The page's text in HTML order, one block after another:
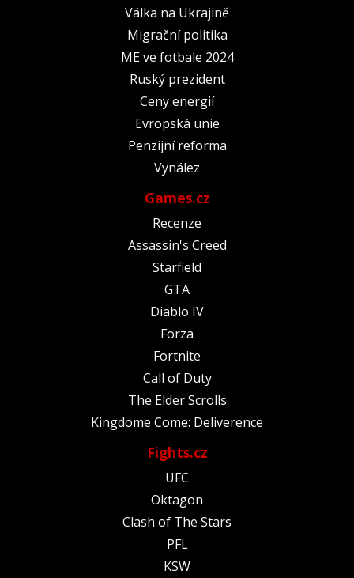
Válka na Ukrajině
Migrační politika
ME ve fotbale 2024
Ruský prezident
Ceny energií
Evropská unie
Penzijní reforma
Vynález
Games.cz
Recenze
Assassin's Creed
Starfield
GTA
Diablo IV
Forza
Fortnite
Call of Duty
The Elder Scrolls
Kingdome Come: Deliverence
Fights.cz
UFC
Oktagon
Clash of The Stars
PFL
KSW